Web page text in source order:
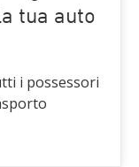
tua auto
i possessori